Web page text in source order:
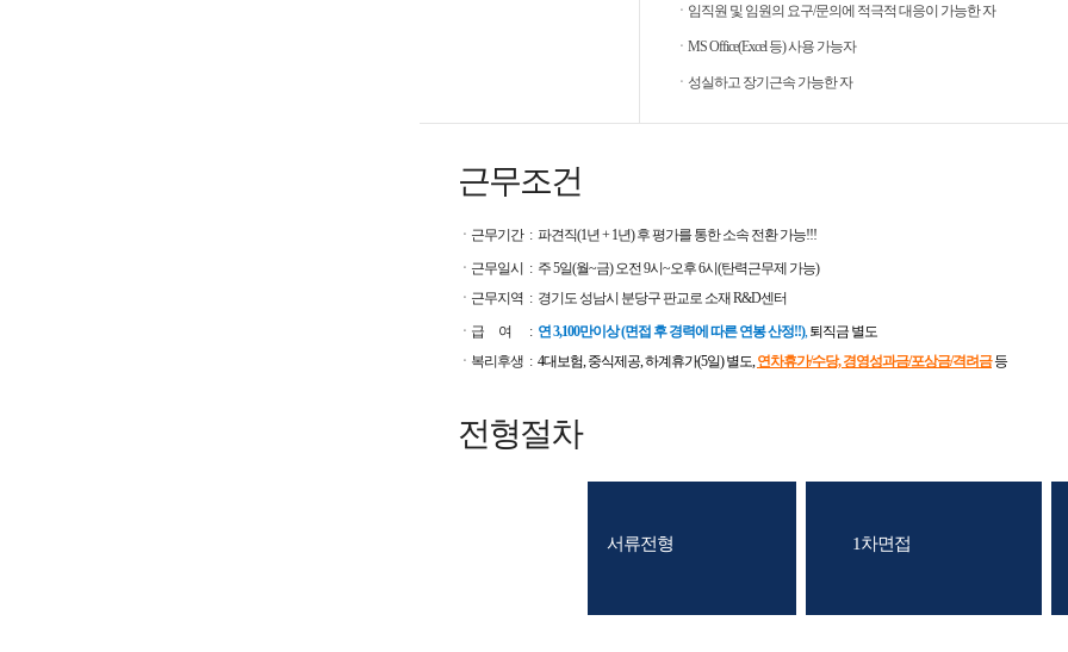
ㆍ임직원 및 임원의 요구/문의에 적극적 대응이 가능한 자
ㆍMS Office(Excel 등) 사용 가능자
ㆍ성실하고 장기근속 가능한 자
근무조건
ㆍ 근무기간 : 파견직(1년 + 1년) 후 평가를 통한 소속 전환 가능!!!
ㆍ
ㆍ
근무일시
근무지역
:
:
주 5일(월~금) 오전 9시~오후 6시(탄력근무제 가능)
경기도 성남시 분당구 판교로 소재 R&D센터
ㆍ
ㆍ
급 여
복리후생
:
:
연 3,100만이상 (면접 후 경력에 따른 연봉 산정!!),퇴직금 별도
4대보험, 중식제공, 하계휴가(5일) 별도,연차휴가/수당, 경영성과금/포상금/격려금등
전형절차
서류전형 1차면접